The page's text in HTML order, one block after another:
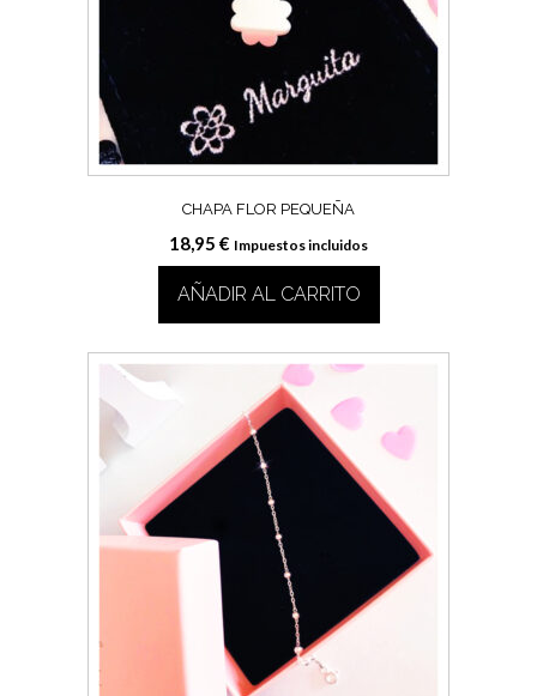
CHAPA FLOR PEQUEÑA
18,95 € Impuestos incluidos
AÑADIR AL CARRITO